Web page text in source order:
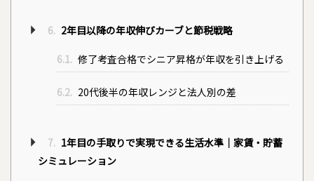
6. 2年目以降の年収伸びカーブと節税戦略
6.1. 修了考査合格でシニア昇格が年収を引き上げる
6.2. 20代後半の年収レンジと法人別の差
7. 1年目の手取りで実現できる生活水準｜家賃・貯蓄
シミュレーション